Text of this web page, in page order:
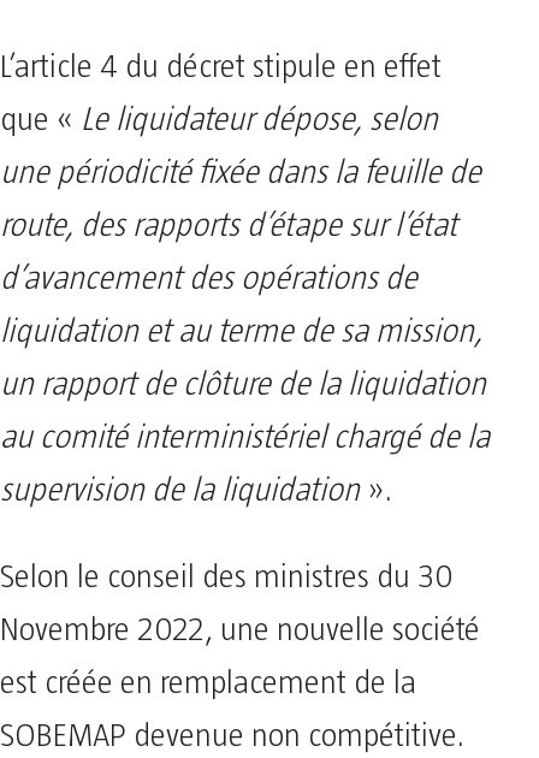
L’article 4 du décret stipule en effet
que « Le liquidateur dépose, selon
une périodicité fixée dans la feuille de
route, des rapports d’étape sur l’état
d’avancement des opérations de
liquidation et au terme de sa mission,
un rapport de clôture de la liquidation
au comité interministériel chargé de la
supervision de la liquidation».
Selon le conseil des ministres du 30
Novembre 2022, une nouvelle société
est créée en remplacement de la
SOBEMAP devenue non compétitive.